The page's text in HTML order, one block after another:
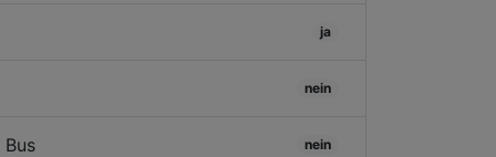
ja
nein
nein